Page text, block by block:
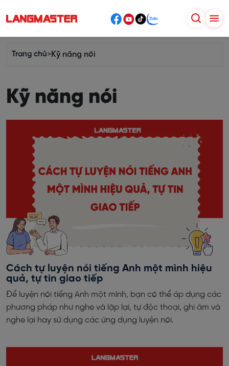
Trang chủ>Kỹ năng nói
Kỹ năng nói
Cách tự luyện nói tiếng Anh một mình hiệu
quả, tự tin giao tiếp
Để luyện nói tiếng Anh một mình, bạn có thể áp dụng các
phương pháp như nghe và lặp lại, tự độc thoại, ghi âm và
nghe lại hay sử dụng các ứng dụng luyện nói.